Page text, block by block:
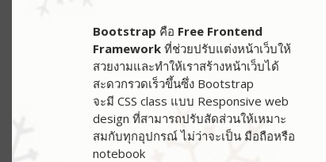
Bootstrap คือ Free Frontend
Framework ที่ช่วยปรับแต่งหน้าเว็บให้
สวยงามและทำให้เราสร้างหน้าเว็บได้
สะดวกรวดเร็วขึ้นซึ่ง Bootstrap
จะมี CSS class แบบ Responsive web
design ที่สามารถปรับสัดส่วนให้เหมาะ
สมกับทุกอุปกรณ์ ไม่ว่าจะเป็น มือถือหรือ
notebook